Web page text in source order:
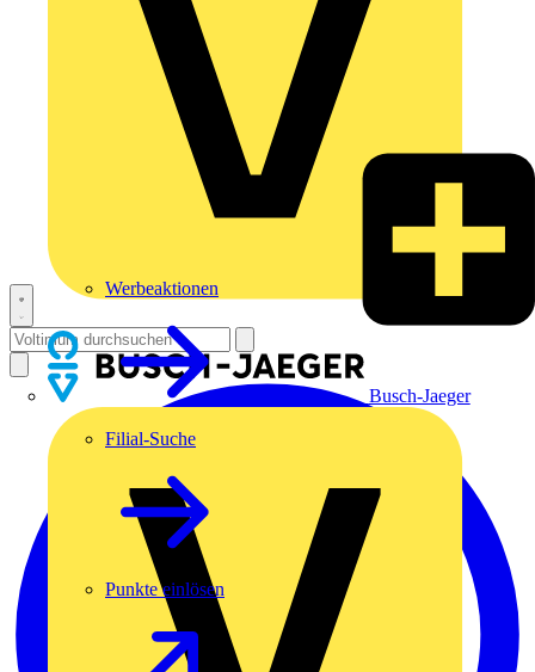
Busch-Jaeger
Werbeaktionen
Filial-Suche
Punkte einlösen